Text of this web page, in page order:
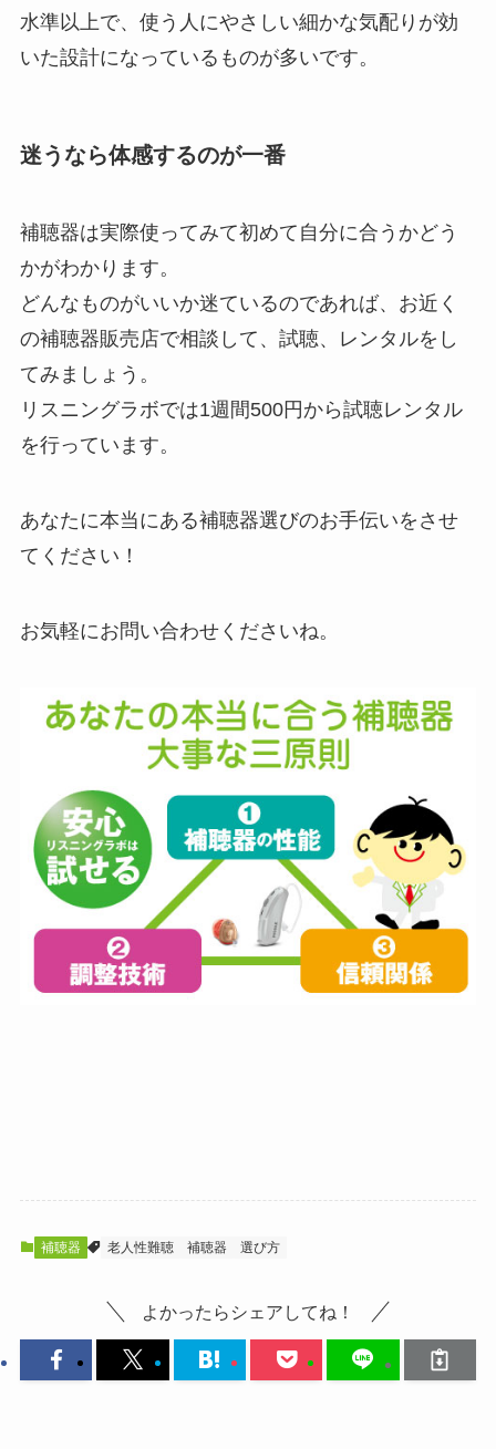
水準以上で、使う人にやさしい細かな気配りが効
いた設計になっているものが多いです。
迷うなら体感するのが一番
補聴器は実際使ってみて初めて自分に合うかどう
かがわかります。
どんなものがいいか迷ているのであれば、お近く
の補聴器販売店で相談して、試聴、レンタルをし
てみましょう。
リスニングラボでは1週間500円から試聴レンタル
を行っています。
あなたに本当にある補聴器選びのお手伝いをさせ
てください！
お気軽にお問い合わせくださいね。
補聴器 老人性難聴 補聴器 選び方
よかったらシェアしてね！